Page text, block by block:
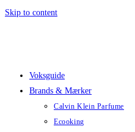
Skip to content
Voksguide
Brands & Mærker
Calvin Klein Parfume
Ecooking